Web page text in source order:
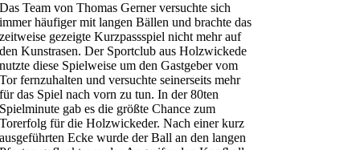
Das Team von Thomas Gerner versuchte sich
immer häufiger mit langen Bällen und brachte das
zeitweise gezeigte Kurzpassspiel nicht mehr auf
den Kunstrasen. Der Sportclub aus Holzwickede
nutzte diese Spielweise um den Gastgeber vom
Tor fernzuhalten und versuchte seinerseits mehr
für das Spiel nach vorn zu tun. In der 80ten
Spielminute gab es die größte Chance zum
Torerfolg für die Holzwickeder. Nach einer kurz
ausgeführten Ecke wurde der Ball an den langen